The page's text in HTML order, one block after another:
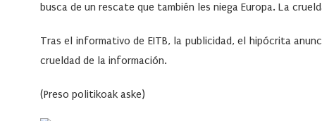
busca de un rescate que también les niega Europa. La
Tras el informativo de EITB, la publicidad, el hipócrita
crueldad de la información.
(Preso politikoak aske)